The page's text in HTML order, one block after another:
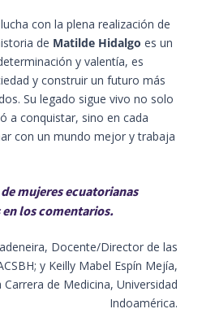
con la plena realización de
de Matilde Hidalgo es un
y valentía, es
y construir un futuro más
Su legado sigue vivo no solo
a conquistar, sino en cada
con un mundo mejor y trabaja
mujeres ecuatorianas
los comentarios.
Docente/Director de las
y Keilly Mabel Espín Mejía,
de Medicina, Universidad
Indoamérica.